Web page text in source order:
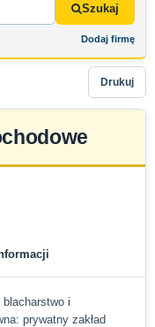
Szukaj
Dodaj firmę
Drukuj
i
prywatny zakład